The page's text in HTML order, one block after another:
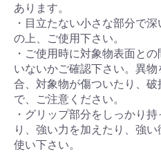
あります。
・目立たない小さな部分で
の上、ご使用下さい。
・ご使用時に対象物表面と
いないかご確認下さい。異
合、対象物が傷ついたり、
で、ご注意ください。
・グリップ部分をしっかり
り、強い力を加えたり、強
使い下さい。